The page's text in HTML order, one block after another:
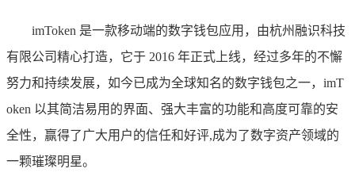
imToken 是一款移动端的数字钱包应用，由杭州融识科技
有限公司精心打造，它于 2016 年正式上线，经过多年的不懈
努力和持续发展，如今已成为全球知名的数字钱包之一，imT
oken 以其简洁易用的界面、强大丰富的功能和高度可靠的安
全性，赢得了广大用户的信任和好评,成为了数字资产领域的
一颗璀璨明星。